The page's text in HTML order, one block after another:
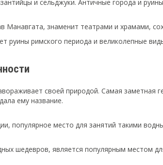
и сельджуки. Античные города и
Манавгата, знаменит театрами и храмами,
руины римского периода и великолепные
своей природой. Самая заметная
ему название.
популярное место для занятий такими
шедевров, является популярным местом